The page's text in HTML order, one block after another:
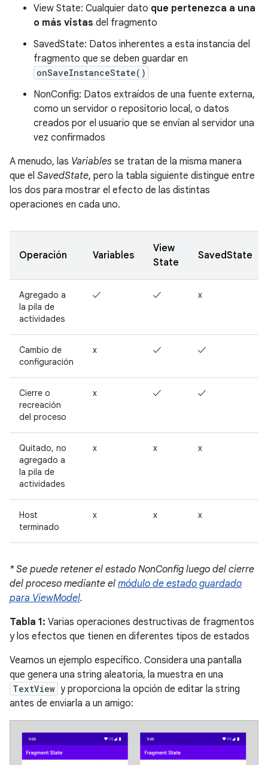
View State: Cualquier dato que pertenezca a una
o más vistas del fragmento
SavedState: Datos inherentes a esta instancia del
fragmento que se deben guardar en
onSaveInstanceState()
NonConfig: Datos extraídos de una fuente externa,
como un servidor o repositorio local, o datos
creados por el usuario que se envían al servidor una
vez confirmados
A menudo, las Variables se tratan de la misma manera
que el SavedState, pero la tabla siguiente distingue entre
los dos para mostrar el efecto de las distintas
operaciones en cada uno.
Operación Variables
View
State
SavedState
Agregado a
la pila de
actividades
✓ ✓ x
Cambio de
configuración
x ✓ ✓
Cierre o
recreación
del proceso
x ✓ ✓
Quitado, no
agregado a
la pila de
actividades
x x x
Host
terminado
x x x
* Se puede retener el estado NonConfig luego del cierre
del proceso mediante el módulo de estado guardado
para ViewModel.
Tabla 1: Varias operaciones destructivas de fragmentos
y los efectos que tienen en diferentes tipos de estados
Veamos un ejemplo específico. Considera una pantalla
que genera una string aleatoria, la muestra en una
TextView y proporciona la opción de editar la string
antes de enviarla a un amigo: